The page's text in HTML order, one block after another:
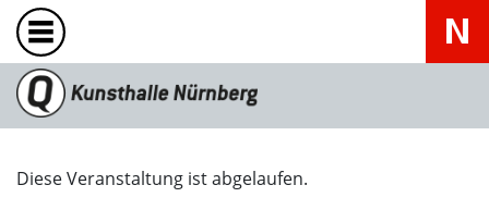
Diese Veranstaltung ist abgelaufen.